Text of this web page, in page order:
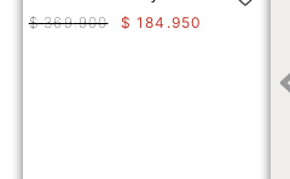
$ 369.900 $ 184 .950